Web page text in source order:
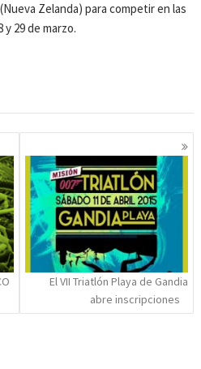
Zelanda) para competir en las
y 29 de marzo.
El VII Triatlón Playa de Gandia
abre inscripciones